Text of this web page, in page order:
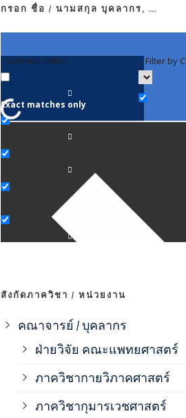
กรอก ชื่อ / นามสกุล บุคลากร, …
Generic filters
Exact matches only
Filter by
สังกัดภาควิชา / หน่วยงาน
คณาจารย์ / บุคลากร
ฝ่ายวิจัย คณะแพทยศาสตร์
ภาควิชากายวิภาคศาสตร์
ภาควิชากุมารเวชศาสตร์